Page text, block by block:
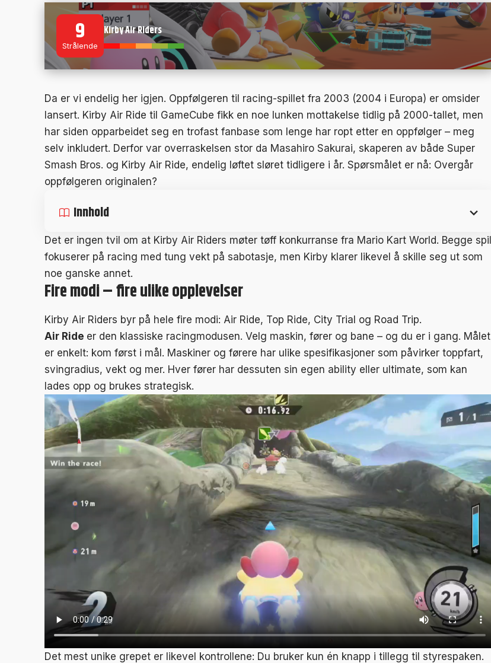
9
Strålende
Kirby Air Riders
Da er vi endelig her igjen. Oppfølgeren til racing-spillet fra 2003 (2004 i Europa) er omsider
lansert. Kirby Air Ride til GameCube fikk en noe lunken mottakelse tidlig på 2000-tallet, men
har siden opparbeidet seg en trofast fanbase som lenge har ropt etter en oppfølger – meg
selv inkludert. Derfor var overraskelsen stor da Masahiro Sakurai, skaperen av både Super
Smash Bros. og Kirby Air Ride, endelig løftet sløret tidligere i år. Spørsmålet er nå: Overgår
oppfølgeren originalen?
Innhold
Det er ingen tvil om at Kirby Air Riders møter tøff konkurranse fra Mario Kart World. Begge spill
fokuserer på racing med tung vekt på sabotasje, men Kirby klarer likevel å skille seg ut som
noe ganske annet.
Fire modi – fire ulike opplevelser
Kirby Air Riders byr på hele fire modi: Air Ride, Top Ride, City Trial og Road Trip.
Air Ride er den klassiske racingmodusen. Velg maskin, fører og bane – og du er i gang. Målet
er enkelt: kom først i mål. Maskiner og førere har ulike spesifikasjoner som påvirker toppfart,
svingradius, vekt og mer. Hver fører har dessuten sin egen ability eller ultimate, som kan
lades opp og brukes strategisk.
Det mest unike grepet er likevel kontrollene: Du bruker kun én knapp i tillegg til styrespaken.